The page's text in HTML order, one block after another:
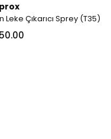
Leke Çıkarıcı Sprey (T35)